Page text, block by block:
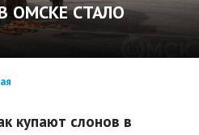
ОМСКЕ СТАЛО
купают слонов в